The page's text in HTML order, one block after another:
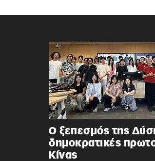
Ο ξεπεσμός της
δημοκρατικές
Κίνας